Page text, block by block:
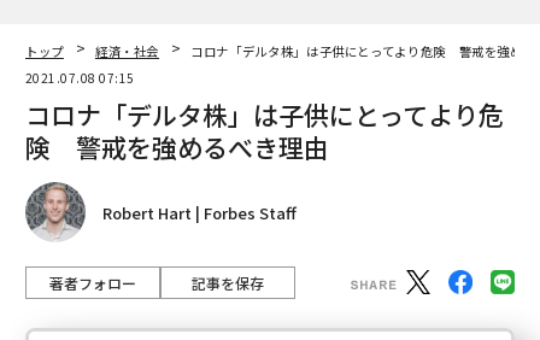
トップ 経済・社会
コロナ「デルタ株」は子供にとってより危険 警戒を強める
2021.07.08 07:15
コロナ「デルタ株」は子供にとってより危
険 警戒を強めるべき理由
Robert Hart | Forbes Staff
著者フォロー 記事を保存